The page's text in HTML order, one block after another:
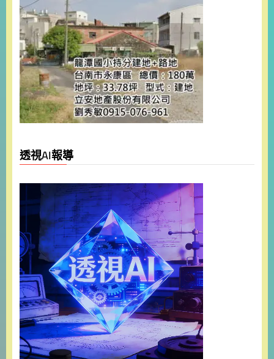
透視AI報導